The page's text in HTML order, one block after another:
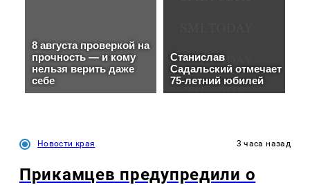
Новости края 3 часа назад
Прикамцев предупредили о